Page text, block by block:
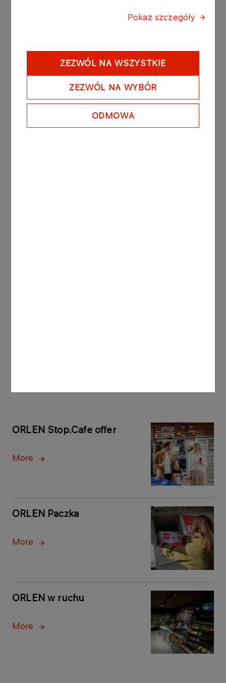
Pokaż szczegóły
ZEZWÓL NA WSZYSTKIE
ZEZWÓL NA WYBÓR
ODMOWA
ORLEN Charge
OILS AND FLUIDS
Take care of your car
ORLEN Stop.Cafe offer
More
ORLEN Paczka
More
ORLEN w ruchu
More